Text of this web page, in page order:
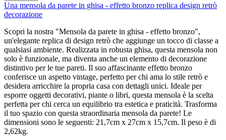
Una mensola da parete in ghisa - effetto bronzo replica design retrò
decorazione
Scopri la nostra "Mensola da parete in ghisa - effetto bronzo",
un'elegante replica di design retrò che aggiunge un tocco di classe a
qualsiasi ambiente. Realizzata in robusta ghisa, questa mensola non
solo è funzionale, ma diventa anche un elemento di decorazione
distintivo per le tue pareti. Il suo affascinante effetto bronzo
conferisce un aspetto vintage, perfetto per chi ama lo stile retrò e
desidera arricchire la propria casa con dettagli unici. Ideale per
esporre oggetti decorativi, piante o libri, questa mensola è la scelta
perfetta per chi cerca un equilibrio tra estetica e praticità. Trasforma
il tuo spazio con questa straordinaria mensola da parete! Le
dimensioni sono le seguenti: 21,7cm x 27cm x 15,7cm. Il peso è di
2,62kg.